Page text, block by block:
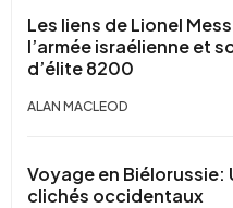
Les liens de Lionel
l’armée israélienne et
d’élite 8200
ALAN MACLEOD
Voyage en Biélorussie:
clichés occidentaux